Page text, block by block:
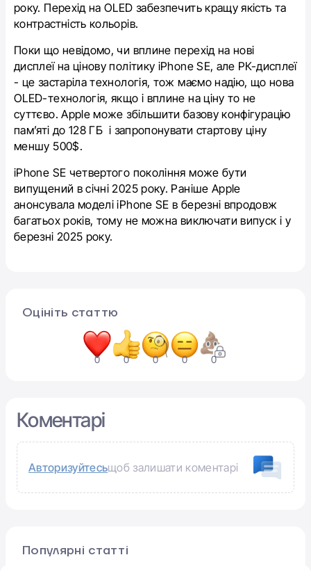
року. Перехід на OLED забезпечить кращу якість та
контрастність кольорів.
Поки що невідомо, чи вплине перехід на нові
дисплеї на цінову політику iPhone SE, але РК-дисплеї
- це застаріла технологія, тож маємо надію, що нова
OLED-технологія, якщо і вплине на ціну то не
суттєво. Apple може збільшити базову конфігурацію
пам’яті до 128 ГБ і запропонувати стартову ціну
меншу 500$.
‌iPhone SE‌ четвертого покоління може бути
випущений в січні 2025 року. Раніше Apple
анонсувала моделі iPhone SE в березні впродовж
багатьох років, тому не можна виключати випуск і у
березні 2025 року.
Оцініть статтю
0 0 0 0 0
Коментарі
Авторизуйтесьщоб залишати коментарі
Популярні статті